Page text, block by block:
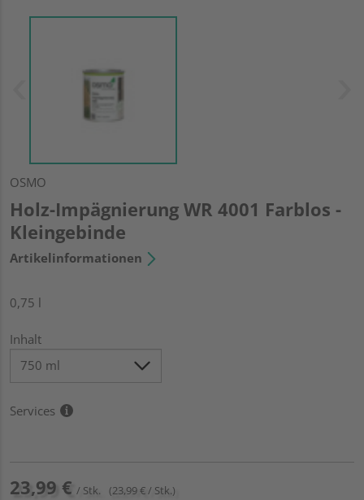
OSMO
Holz-Impägnierung WR 4001 Farblos -
Kleingebinde
Artikelinformationen
0,75 l
Inhalt
Services
23,99 € / Stk. (23,99 € / Stk.)